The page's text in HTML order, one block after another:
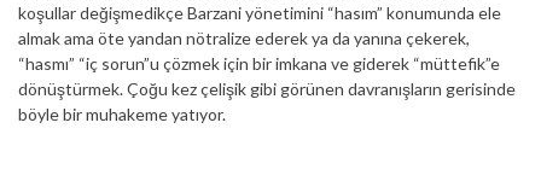
koşullar değişmedikçe Barzani yönetimini “hasım” konumunda ele
almak ama öte yandan nötralize ederek ya da yanına çekerek,
“hasmı” “iç sorun”u çözmek için bir imkana ve giderek “müttefik”e
dönüştürmek. Çoğu kez çelişik gibi görünen davranışların gerisinde
böyle bir muhakeme yatıyor.